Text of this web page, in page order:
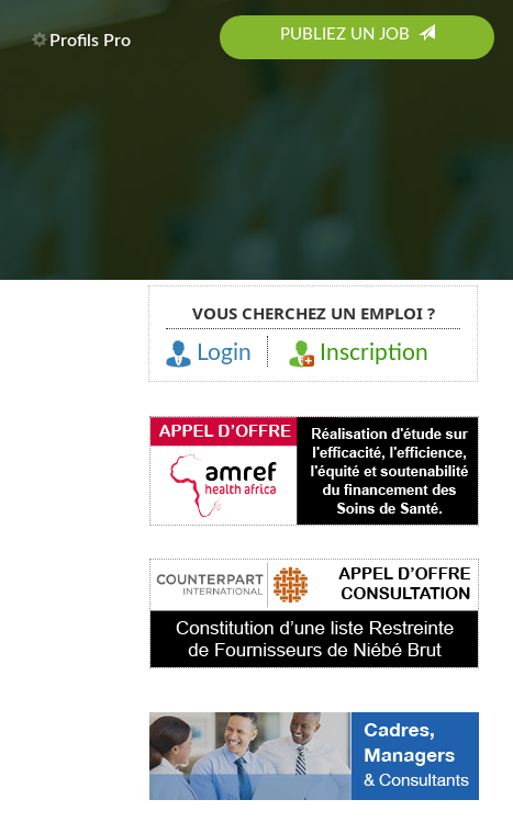
Profils Pro PUBLIEZ UN JOB
VOUS CHERCHEZ UN EMPLOI ?
Login Inscription